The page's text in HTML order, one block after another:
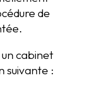
de
cabinet
suivante :